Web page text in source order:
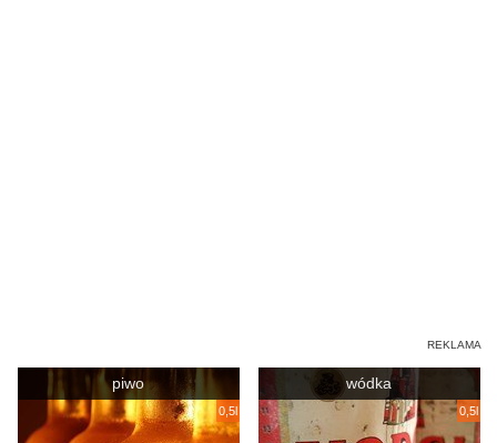
piwo
0,5l
wódka
0,5l